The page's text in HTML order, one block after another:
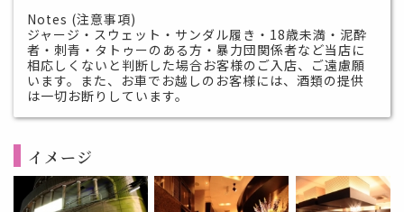
Notes (注意事項)
ジャージ・スウェット・サンダル履き・18歳未満・泥酔
者・刺青・タトゥーのある方・暴力団関係者など当店に
相応しくないと判断した場合お客様のご入店、ご遠慮願
います。また、お車でお越しのお客様には、酒類の提供
は一切お断りしています。
イメージ